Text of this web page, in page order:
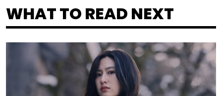
WHAT TO READ NEXT